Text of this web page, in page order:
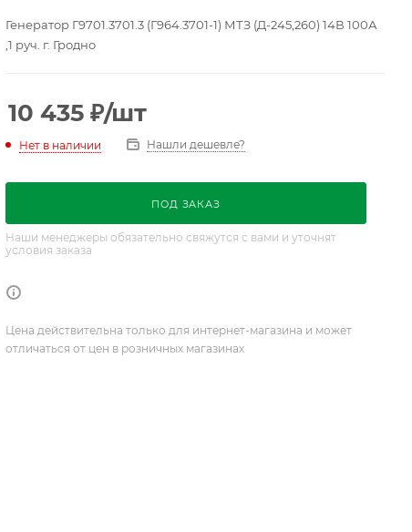
Генератор Г9701.3701.3 (Г964.3701-1) МТЗ (Д-245,260) 14В 100А
,1 руч. г. Гродно
10 435 ₽/шт
Нет в наличии Нашли дешевле?
ПОД ЗАКАЗ
Наши менеджеры обязательно свяжутся с вами и уточнят
условия заказа
Цена действительна только для интернет-магазина и может
отличаться от цен в розничных магазинах